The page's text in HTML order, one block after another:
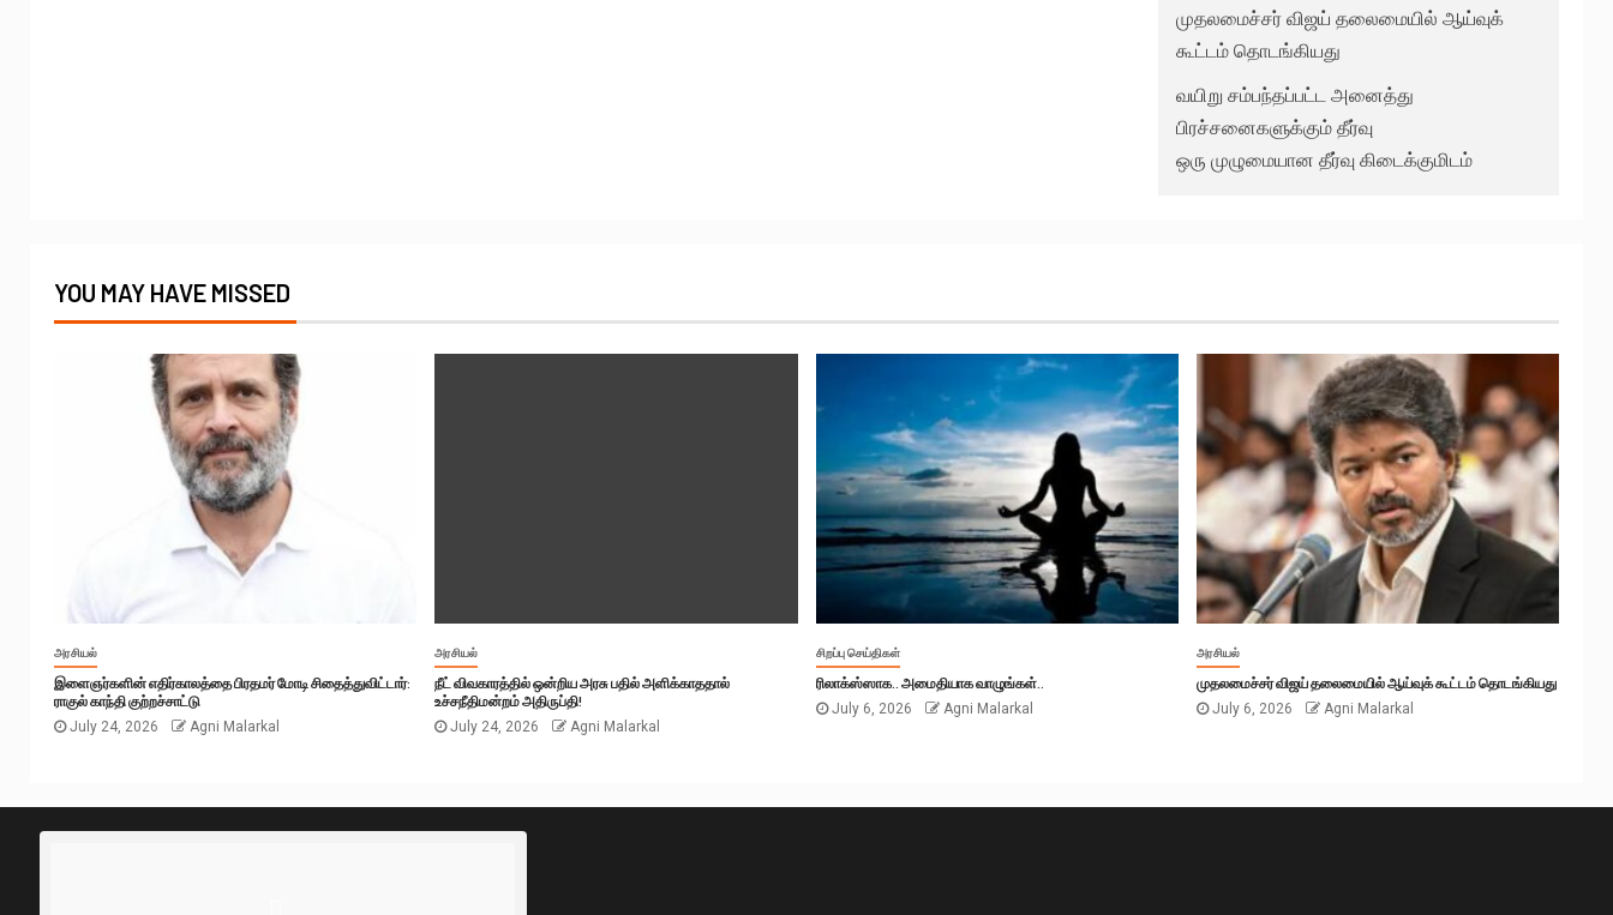
முதலமைச்சர் விஜய் தலைமையில் ஆய்வுக்
கூட்டம் தொடங்கியது
வயிறு சம்பந்தப்பட்ட அனைத்து
பிரச்சனைகளுக்கும் தீர்வு
ஒரு முழுமையான தீர்வு கிடைக்குமிடம்
YOU MAY HAVE MISSED
அரசியல்
இளைஞர்களின் எதிர்காலத்தை பிரதமர் மோடி சிதைத்துவிட்டார்:
ராகுல் காந்தி குற்றச்சாட்டு
July 24, 2026
Agni Malarkal
அரசியல்
நீட் விவகாரத்தில் ஒன்றிய அரசு பதில் அளிக்காததால்
உச்சநீதிமன்றம் அதிருப்தி!
July 24, 2026
Agni Malarkal
சிறப்பு செய்திகள்
ரிலாக்ஸ்ஸாக.. அமைதியாக வாழுங்கள்..
July 6, 2026
Agni Malarkal
அரசியல்
முதலமைச்சர் விஜய் தலைமையில் ஆய்வுக் கூட்டம் தொடங்கியது
July 6, 2026
Agni Malarkal